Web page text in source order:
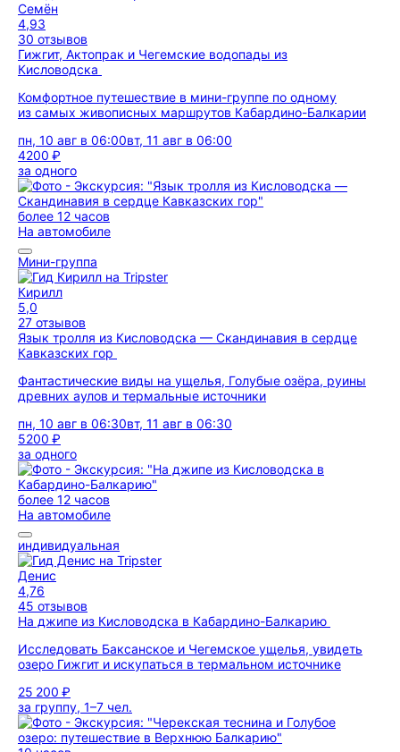
Семён
4,93
30 отзывов
Гижгит, Актопрак и Чегемские водопады из
Кисловодска
Комфортное путешествие в мини-группе по одному
из самых живописных маршрутов Кабардино-Балкарии
пн, 10 авг в 06:00вт, 11 авг в 06:00
4200 ₽
за одного
более 12 часов
На автомобиле
Мини-группа
Кирилл
5,0
27 отзывов
Язык тролля из Кисловодска — Скандинавия в сердце
Кавказских гор
Фантастические виды на ущелья, Голубые озёра, руины
древних аулов и термальные источники
пн, 10 авг в 06:30вт, 11 авг в 06:30
5200 ₽
за одного
более 12 часов
На автомобиле
индивидуальная
Денис
4,76
45 отзывов
На джипе из Кисловодска в Кабардино-Балкарию
Исследовать Баксанское и Чегемское ущелья, увидеть
озеро Гижгит и искупаться в термальном источнике
25 200 ₽
за группу, 1–7 чел.